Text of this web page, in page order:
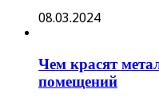
08.03.2024
Чем красят
помещений